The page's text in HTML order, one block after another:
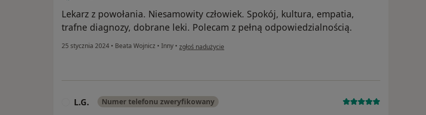
Lekarz z powołania. Niesamowity człowiek. Spokój, kultura, empatia,
trafne diagnozy, dobrane leki. Polecam z pełną odpowiedzialnością.
25 stycznia 2024 • Beata Wojnicz • Inny • w opinii użytkownika Małgorzata Grzanka
zgłoś nadużycie
L.G. Numer telefonu zweryfikowany